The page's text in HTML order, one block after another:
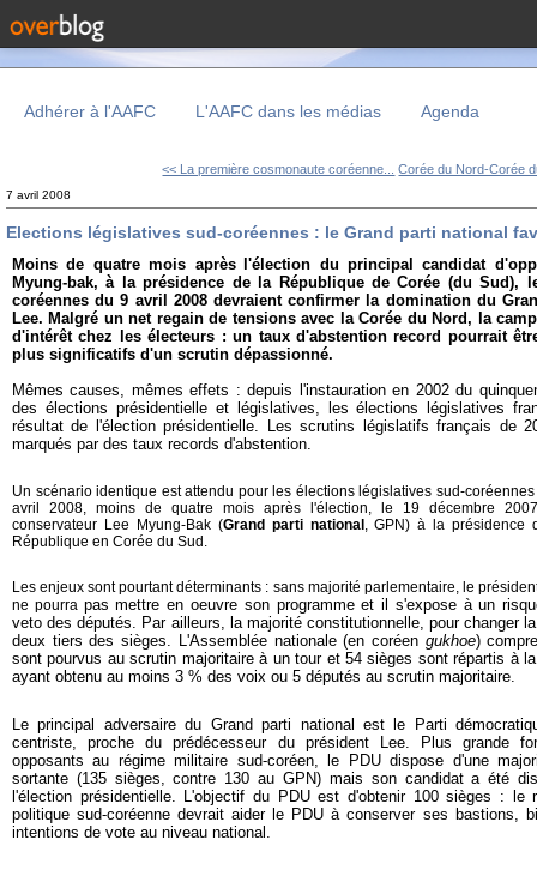
Adhérer à l'AAFC L'AAFC dans les médias Agenda
<< La première cosmonaute coréenne... Corée du Nord-Corée
7 avril 2008
Elections législatives sud-coréennes : le Grand parti national
Moins de quatre mois après
l'élection du principal candidat
Myung-bak, à la présidence de la République de Corée (du Sud),
coréennes du 9 avril 2008 devraient confirmer la domination du
Lee. Malgré un net regain de tensions avec la Corée du Nord, la
d'intérêt chez les électeurs : un taux d'abstention record pourrait
plus significatifs d'un scrutin dépassionné.
Mêmes causes, mêmes effets : depuis l'instauration en 2002 du
des élections présidentielle et législatives, les élections législatives
résultat de l'élection présidentielle. Les scrutins législatifs français de
marqués par des taux records d'abstention.
Un scénario identique est attendu pour les élections législatives sud-
avril 2008, moins de quatre mois après l'élection, le 19 décembre
conservateur Lee Myung-Bak (Grand parti national , GPN) à la présidence
République en Corée du Sud.
Les enjeux sont pourtant déterminants : sans majorité parlementaire, le
ne pourra pas mettre en oeuvre son programme et il s'expose à un
veto des députés. Par ailleurs, la majorité constitutionnelle, pour changer
deux tiers des sièges. L'Assemblée nationale (en coréen gukhoe)
sont pourvus au scrutin majoritaire à un tour et 54 sièges sont répartis à
ayant obtenu au moins 3 % des voix ou 5 députés au scrutin majoritaire.
Le principal adversaire du Grand parti national est le Parti
centriste, proche du prédécesseur du président Lee. Plus grande
opposants au régime militaire sud-coréen, le PDU dispose d'une
sortante (135 sièges, contre 130 au GPN) mais son candidat a été
l'élection présidentielle. L'objectif du PDU est d'obtenir 100 sièges : le
politique sud-coréenne devrait aider le PDU à conserver ses bastions,
intentions de vote au niveau national.